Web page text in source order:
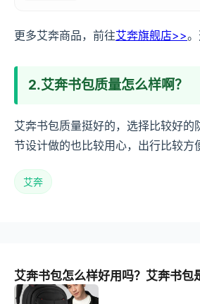
更多艾奔商品，前往艾奔旗舰店>>。
2.艾奔书包质量怎么样啊？
艾奔书包质量挺好的，选择比较好的
节设计做的也比较用心，出行比较方
艾奔
艾奔书包怎么样好用吗？艾奔书包